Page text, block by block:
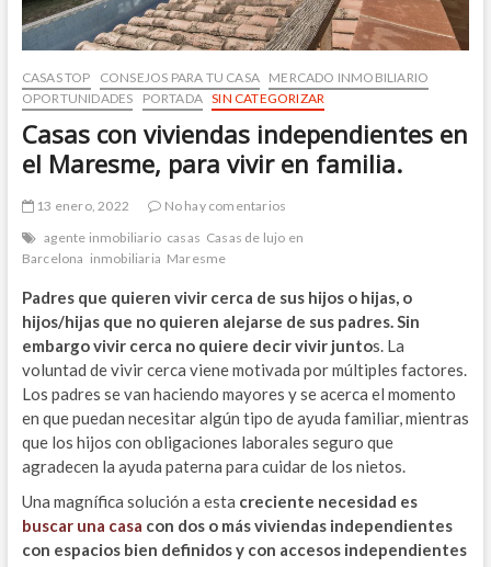
CASAS TOP CONSEJOS PARA TU CASA
MERCADO INMOBILIARIO
OPORTUNIDADES
PORTADA SIN CATEGORIZAR
Casas con viviendas independientes en
el Maresme, para vivir en familia.
13 enero, 2022
No hay comentarios
agente inmobiliario casas Casas de lujo en
Barcelona inmobiliaria Maresme
Padres que quieren vivir cerca de sus hijos o hijas, o
hijos/hijas que no quieren alejarse de sus padres. Sin
embargo vivir cerca no quiere decir vivir juntos. La
voluntad de vivir cerca viene motivada por múltiples factores.
Los padres se van haciendo mayores y se acerca el momento
en que puedan necesitar algún tipo de ayuda familiar, mientras
que los hijos con obligaciones laborales seguro que
agradecen la ayuda paterna para cuidar de los nietos.
Una magnífica solución a esta creciente necesidad es
buscar una casa con dos o más viviendas independientes
con espacios bien definidos y con accesos independientes